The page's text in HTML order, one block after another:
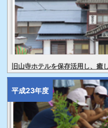
旧山寺ホテルを保存活用し、癒
平成23年度